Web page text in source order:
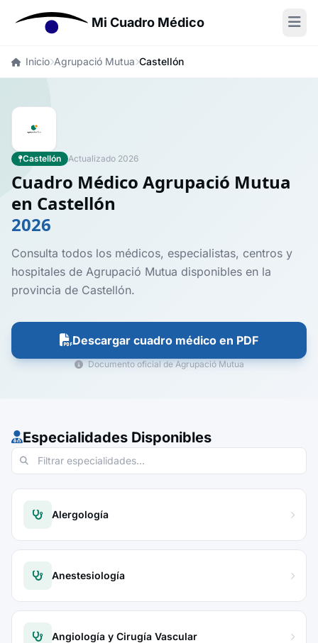
Mi Cuadro Médico
Inicio Agrupació Mutua Castellón
Castellón Actualizado 2026
Cuadro Médico Agrupació Mutua
en Castellón
2026
Consulta todos los médicos, especialistas, centros y
hospitales de Agrupació Mutua disponibles en la
provincia de Castellón.
Descargar cuadro médico en PDF
Documento oficial de Agrupació Mutua
Especialidades Disponibles
Alergología
Anestesiología
Angiología y Cirugía Vascular